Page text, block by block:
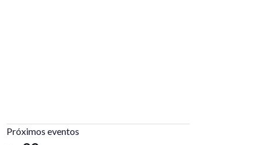
Próximos eventos